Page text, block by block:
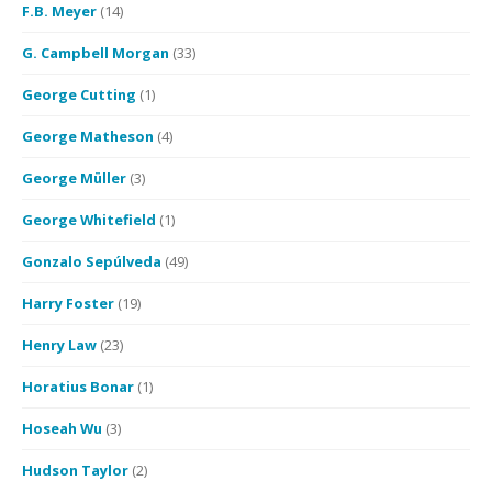
F.B. Meyer (14)
G. Campbell Morgan (33)
George Cutting (1)
George Matheson (4)
George Müller (3)
George Whitefield (1)
Gonzalo Sepúlveda (49)
Harry Foster (19)
Henry Law (23)
Horatius Bonar (1)
Hoseah Wu (3)
Hudson Taylor (2)